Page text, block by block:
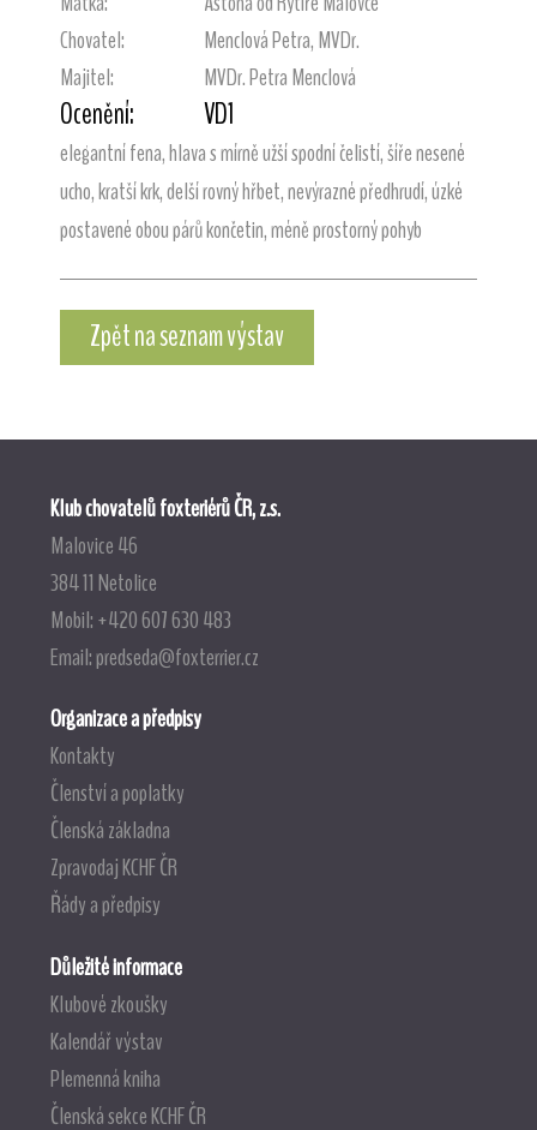
Chovatel:
Menclová Petra, MVDr.
Majitel:
MVDr. Petra Menclová
Ocenění: VD1
elegantní fena, hlava s mírně užší spodní čelistí, šíře nesené
ucho, kratší krk, delší rovný hřbet, nevýrazné předhrudí, úzké
postavené obou párů končetin, méně prostorný pohyb
Zpět na seznam výstav
Klub chovatelů foxteriérů ČR, z.s.
Malovice 46
384 11 Netolice
Mobil: +420 607 630 483
Email:predseda@foxterrier.cz
Organizace a předpisy
Kontakty
Členství a poplatky
Členská základna
Zpravodaj KCHF ČR
Řády a předpisy
Důležité informace
Klubové zkoušky
Kalendář výstav
Plemenná kniha
Členská sekce KCHF ČR